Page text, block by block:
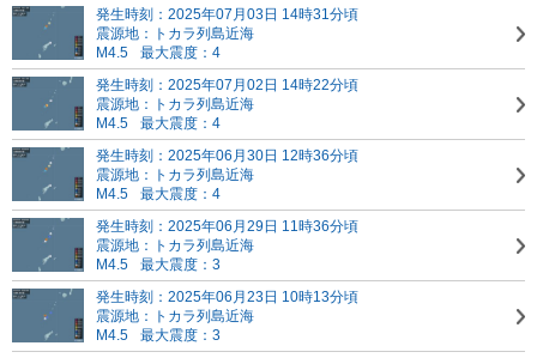
発生時刻：2025年07月03日 14時31分頃
震源地：トカラ列島近海
M4.5
最大震度：4
発生時刻：2025年07月02日 14時22分頃
震源地：トカラ列島近海
M4.5
最大震度：4
発生時刻：2025年06月30日 12時36分頃
震源地：トカラ列島近海
M4.5
最大震度：4
発生時刻：2025年06月29日 11時36分頃
震源地：トカラ列島近海
M4.5
最大震度：3
発生時刻：2025年06月23日 10時13分頃
震源地：トカラ列島近海
M4.5
最大震度：3